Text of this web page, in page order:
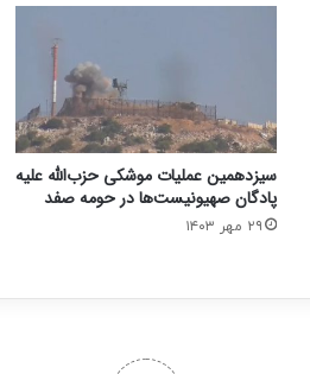
سیزدهمین عملیات موشکی حزب‌الله علیه
پادگان صهیونیست‌ها در حومه صفد
۲۹ مهر ۱۴۰۳